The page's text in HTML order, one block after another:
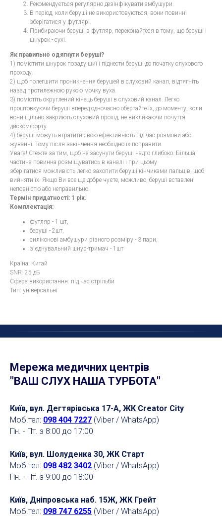
Рекомендується регулярно дезінфікувати амбушури.
В період, коли беруші не використовуються, вони повинні
зберігатися у футлярі.
Прибираючи беруші в футляр, переконайтеся в тому, що беруші і
шнурок - сухі.
Як правильно одягнути беруші?
1) помістити шнурок позаду шиї і піднести беруші до початку слухового
проходу.
2) щоб полегшити проникнення берушей в слуховий канал, відтягніть
назад протилежною рукою мочку вуха.
3) помістіть округлений кінець беруші в слуховий канал. Легко
проштовхуючи беруші вперед одночасно обертайте їх, до моменту, коли
вони щільно закриють слуховий прохід, не викликаючи почуття
дискомфорту.
4) беруші можуть втратити свою ефективність під час розмови або
жуванні. Тому після закінчення необхідно їх поправити.
Увага! Стежте за тим, щоб не засунути беруші надто глибоко. Більша
частина повинна розміщуватись в каналі і при цьому
зберігатися можливість легко захопити беруші кінчиками пальців, щоб
вийняти їх. Якщо Ви все ще добре чуєте, можливо, беруші вставлені
неповністю або неправильно.
Термін придатності: 1 рік.
Комплектація:
футляр - 1 шт,
беруші - 2шт,
силіконові амбушури різного розміру - 3 пари,
з'єднувальний шнур-тримач - 1шт
Країна: Китай
SNR: 25 дБ
Сфера використання: під час стрільби
Тип: універсальні
Мережа медичних центрів
"ВАШ СЛУХ НАША ТУРБОТА"
Київ, вул. Дегтярівська 17-А, ЖК Creator City
Моб.тел: 098 404 7227 (Viber / WhatsApp)
Пн. - Пт. з 8:00 до 17:00
Київ, вул. Шолуденка 30, ЖК Старт
Моб.тел: 098 482 3402 (Viber / WhatsApp)
Пн. - Пт. з 9:00 до 18:00
Київ, Дніпровська наб. 15Ж, ЖК Грейт
Моб.тел: 098 747 6255 (Viber / WhatsApp)